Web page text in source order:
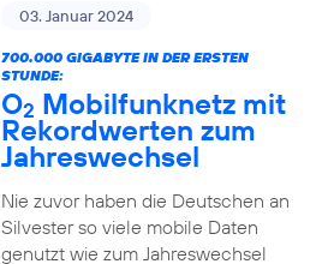
03. Januar 2024
700.000 GIGABYTE IN DER ERSTEN
STUNDE:
O2 Mobilfunknetz mit
Rekordwerten zum
Jahreswechsel
Nie zuvor haben die Deutschen an
Silvester so viele mobile Daten
genutzt wie zum Jahreswechsel